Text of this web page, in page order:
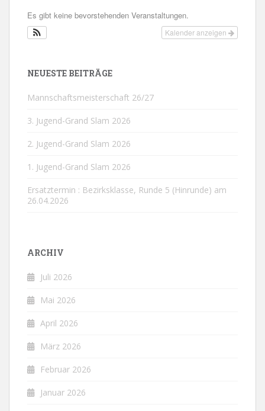
Es gibt keine bevorstehenden Veranstaltungen.
Kalender anzeigen
NEUESTE BEITRÄGE
Mannschaftsmeisterschaft 26/27
3. Jugend-Grand Slam 2026
2. Jugend-Grand Slam 2026
1. Jugend-Grand Slam 2026
Ersatztermin : Bezirksklasse, Runde 5 (Hinrunde) am
26.04.2026
ARCHIV
Juli 2026
Mai 2026
April 2026
März 2026
Februar 2026
Januar 2026